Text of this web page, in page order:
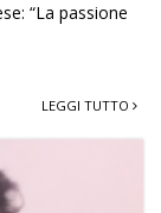
“La passione
LEGGI TUTTO